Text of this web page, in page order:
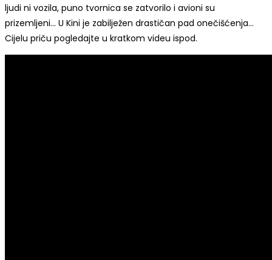
ljudi ni vozila, puno tvornica se zatvorilo i avioni su
prizemljeni… U Kini je zabilježen drastičan pad onečišćenja…
Cijelu priču pogledajte u kratkom videu ispod.